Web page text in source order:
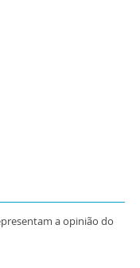
a opinião do